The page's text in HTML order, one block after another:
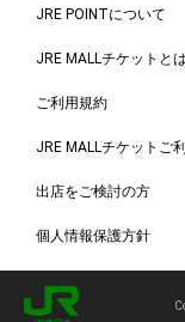
JRE POINTについて
JRE MALLチケットとは
ご利用規約
JRE MALLチケットご
出店をご検討の方
個人情報保護方針